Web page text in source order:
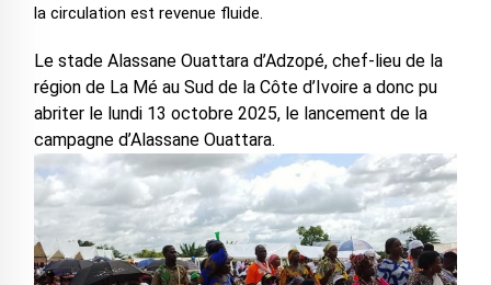
la circulation est revenue fluide.
Le stade Alassane Ouattara d’Adzopé, chef-lieu de la
région de La Mé au Sud de la Côte d’Ivoire a donc pu
abriter le lundi 13 octobre 2025, le lancement de la
campagne d’Alassane Ouattara.